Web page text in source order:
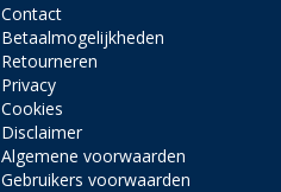
Contact
Betaalmogelijkheden
Retourneren
Privacy
Cookies
Disclaimer
Algemene voorwaarden
Gebruikers voorwaarden